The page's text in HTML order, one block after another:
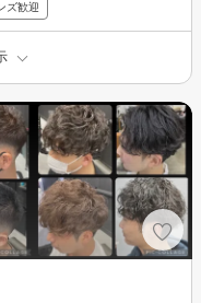
ズ歓迎